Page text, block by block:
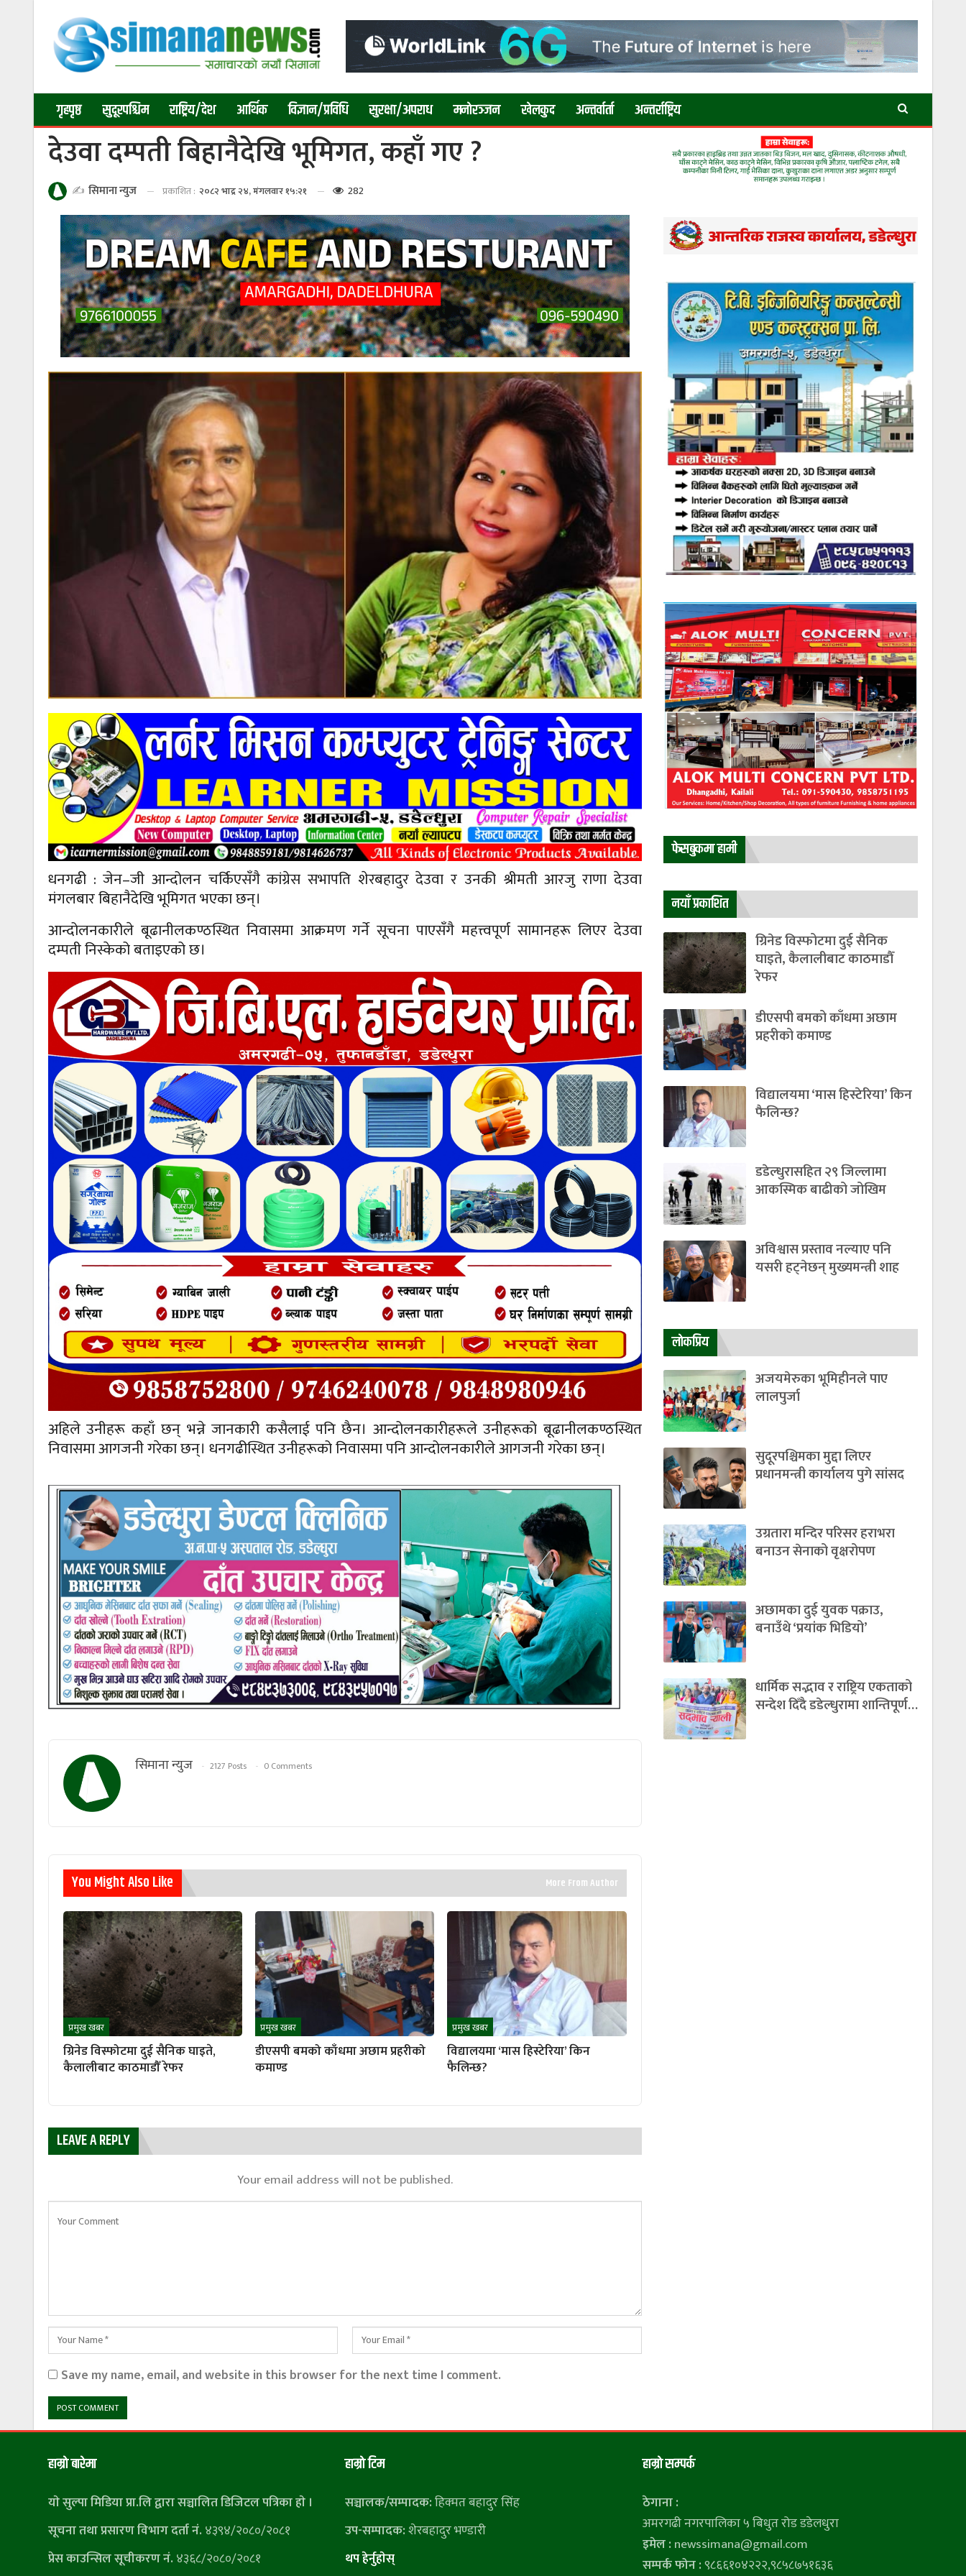
गृहपृष्ठ सुदूरपश्चिम राष्ट्रिय/देश आर्थिक विज्ञान/प्रविधि सुरक्षा/अपराध मनाेरञ्जन खेलकुद अन्तर्वार्ता अन्तर्राष्ट्रिय
देउवा दम्पती बिहानैदेखि भूमिगत, कहाँ गए ?
✍️ सिमाना न्युज प्रकाशित : २०८२ भाद्र २४, मंगलवार १५:२१ 282
धनगढी : जेन–जी आन्दोलन चर्किएसँगै कांग्रेस सभापति शेरबहादुर देउवा र उनकी श्रीमती आरजु राणा देउवा
मंगलबार बिहानैदेखि भूमिगत भएका छन्।
आन्दोलनकारीले बूढानीलकण्ठस्थित निवासमा आक्रमण गर्ने सूचना पाएसँगै महत्त्वपूर्ण सामानहरू लिएर देउवा
दम्पती निस्केको बताइएको छ।
अहिले उनीहरू कहाँ छन् भन्ने जानकारी कसैलाई पनि छैन। आन्दोलनकारीहरूले उनीहरूको बूढानीलकण्ठस्थित
निवासमा आगजनी गरेका छन्। धनगढीस्थित उनीहरूको निवासमा पनि आन्दोलनकारीले आगजनी गरेका छन्।
सिमाना न्युज 2127 Posts 0 Comments
You Might Also Like More From Author
प्रमुख खबर
ग्रिनेड विस्फोटमा दुई सैनिक घाइते,
कैलालीबाट काठमाडौँ रेफर
प्रमुख खबर
डीएसपी बमको काँधमा अछाम प्रहरीको
कमाण्ड
प्रमुख खबर
विद्यालयमा ‘मास हिस्टेरिया’ किन
फैलिन्छ?
LEAVE A REPLY
Your email address will not be published.
Save my name, email, and website in this browser for the next time I comment.
फेसबुकमा हामी
नयाँ प्रकाशित
ग्रिनेड विस्फोटमा दुई सैनिक
घाइते, कैलालीबाट काठमाडौँ
रेफर
डीएसपी बमको काँधमा अछाम
प्रहरीको कमाण्ड
विद्यालयमा ‘मास हिस्टेरिया’ किन
फैलिन्छ?
डडेल्धुरासहित २९ जिल्लामा
आकस्मिक बाढीको जोखिम
अविश्वास प्रस्ताव नल्याए पनि
यसरी हट्नेछन् मुख्यमन्त्री शाह
लाेकप्रिय
अजयमेरुका भूमिहीनले पाए
लालपुर्जा
सुदूरपश्चिमका मुद्दा लिएर
प्रधानमन्त्री कार्यालय पुगे सांसद
उग्रतारा मन्दिर परिसर हराभरा
बनाउन सेनाको वृक्षरोपण
अछामका दुई युवक पक्राउ,
बनाउँथे ‘प्रयांक भिडियो’
धार्मिक सद्भाव र राष्ट्रिय एकताको
सन्देश दिँदै डडेल्धुरामा शान्तिपूर्ण…
हाम्राे बारेमा
याे सुल्पा मिडिया प्रा.लि द्वारा सञ्चालित डिजिटल पत्रिका हाे ।
सूचना तथा प्रसारण विभाग दर्ता नं. ४३९४/२०८०/२०८१
प्रेस काउन्सिल सूचीकरण नं. ४३६८/२०८०/२०८१
हाम्राे टिम
सञ्चालक/सम्पादक:हिक्मत बहादुर सिंह
उप-सम्पादक:शेरबहादुर भण्डारी
थप हेर्नुहाेस्
हाम्राे सम्पर्क
ठेगाना :
अमरगढी नगरपालिका ५ बिधुत रोड डडेलधुरा
इमेल : newssimana@gmail.com
सम्पर्क फोन :९८६६१०४२२२,९८५८७५१६३६